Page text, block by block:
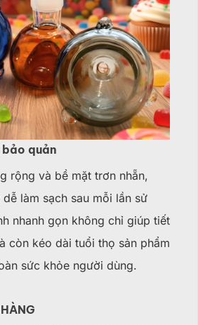
bảo quản
rộng và bề mặt trơn nhẵn,
làm sạch sau mỗi lần sử
nhanh gọn không chỉ giúp tiết
còn kéo dài tuổi thọ sản phẩm
sức khỏe người dùng.